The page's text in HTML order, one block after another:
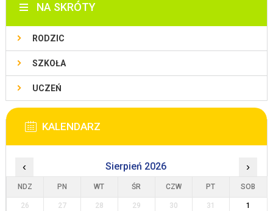
NA SKRÓTY
RODZIC
SZKOŁA
UCZEŃ
KALENDARZ
‹ Sierpień 2026 ›
NDZ PN WT ŚR CZW PT SOB
26 27 28 29 30 31
1